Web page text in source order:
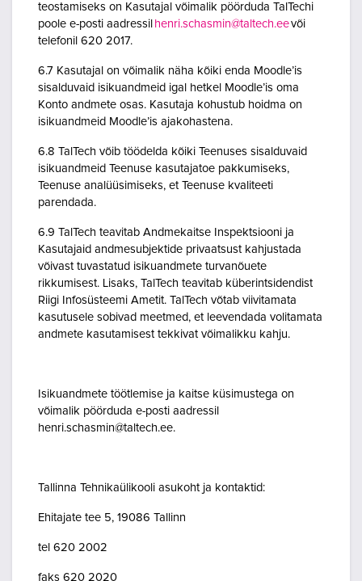
teostamiseks on Kasutajal võimalik pöörduda TalTechi
poole e-posti aadressil henri.schasmin@taltech.eevõi
telefonil 620 2017.
6.7 Kasutajal on võimalik näha kõiki enda Moodle’is
sisalduvaid isikuandmeid igal hetkel Moodle’is oma
Konto andmete osas. Kasutaja kohustub hoidma on
isikuandmeid Moodle’is ajakohastena.
6.8 TalTech võib töödelda kõiki Teenuses sisalduvaid
isikuandmeid Teenuse kasutajatoe pakkumiseks,
Teenuse analüüsimiseks, et Teenuse kvaliteeti
parendada.
6.9 TalTech teavitab Andmekaitse Inspektsiooni ja
Kasutajaid andmesubjektide privaatsust kahjustada
võivast tuvastatud isikuandmete turvanõuete
rikkumisest. Lisaks, TalTech teavitab küberintsidendist
Riigi Infosüsteemi Ametit. TalTech võtab viivitamata
kasutusele sobivad meetmed, et leevendada volitamata
andmete kasutamisest tekkivat võimalikku kahju.
Isikuandmete töötlemise ja kaitse küsimustega on
võimalik pöörduda e-posti aadressil
henri.schasmin@taltech.ee.
Tallinna Tehnikaülikooli asukoht ja kontaktid:
Ehitajate tee 5, 19086 Tallinn
tel 620 2002
faks 620 2020